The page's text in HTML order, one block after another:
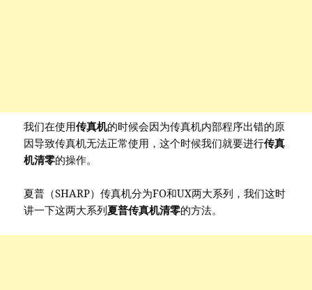
我们在使用传真机的时候会因为传真机内部程序出错的原
因导致传真机无法正常使用，这个时候我们就要进行传真
机清零的操作。
夏普（SHARP）传真机分为FO和UX两大系列，我们这时
讲一下这两大系列夏普传真机清零的方法。